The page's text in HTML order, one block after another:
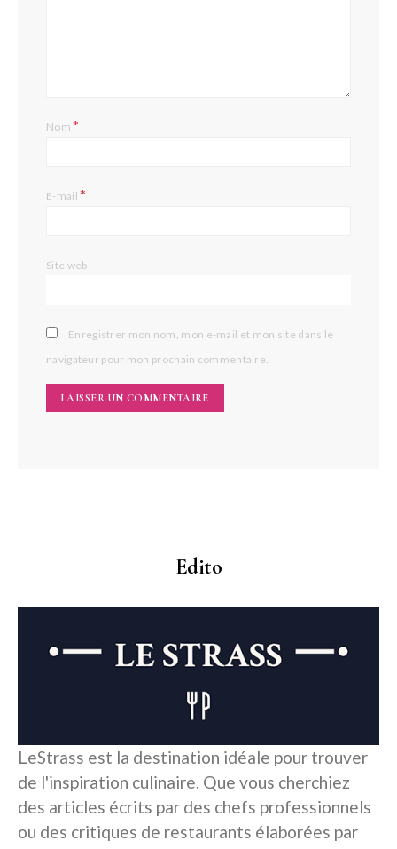
Nom*
E-mail*
Site web
Enregistrer mon nom, mon e-mail et mon site dans le
navigateur pour mon prochain commentaire.
Edito
LeStrass est la destination idéale pour trouver
de l'inspiration culinaire. Que vous cherchiez
des articles écrits par des chefs professionnels
ou des critiques de restaurants élaborées par